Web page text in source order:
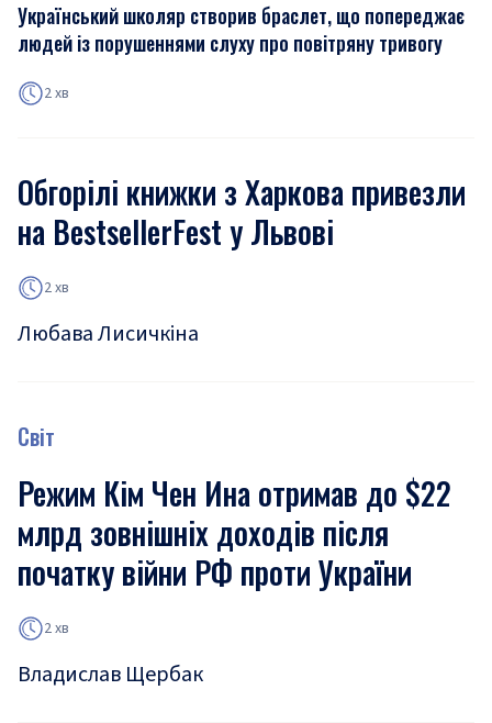
Український школяр створив браслет, що попереджає
людей із порушеннями слуху про повітряну тривогу
2 хв
Обгорілі книжки з Харкова привезли
на BestsellerFest у Львові
2 хв
Любава Лисичкіна
Світ
Режим Кім Чен Ина отримав до $22
млрд зовнішніх доходів після
початку війни РФ проти України
2 хв
Владислав Щербак